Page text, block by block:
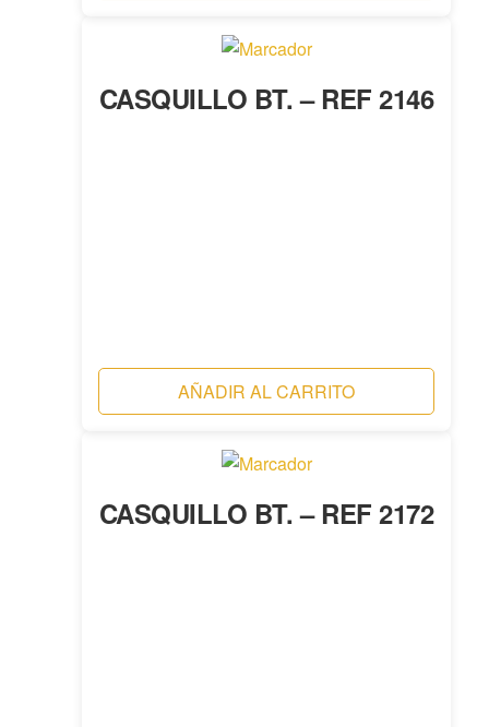
CASQUILLO BT. – REF 2146
AÑADIR AL CARRITO
CASQUILLO BT. – REF 2172